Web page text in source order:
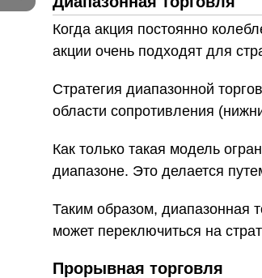
Когда акция постоянно
акции очень подходят для
Стратегия диапазонной
области сопротивления
Как только такая модель
диапазоне. Это делается
Таким образом, диапазонная
может переключиться на
Прорывная торговля